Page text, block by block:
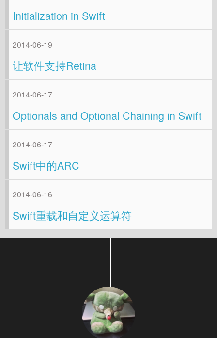
Initialization in Swift
2014-06-19
让软件支持Retina
2014-06-17
Optionals and Optional Chaining in Swift
2014-06-17
Swift中的ARC
2014-06-16
Swift重载和自定义运算符